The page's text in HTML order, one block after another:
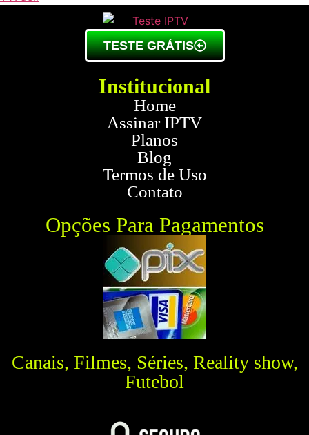
TESTE GRÁTIS
Institucional
Home
Assinar IPTV
Planos
Blog
Termos de Uso
Contato
Opções Para Pagamentos
Canais, Filmes, Séries, Reality show,
Futebol